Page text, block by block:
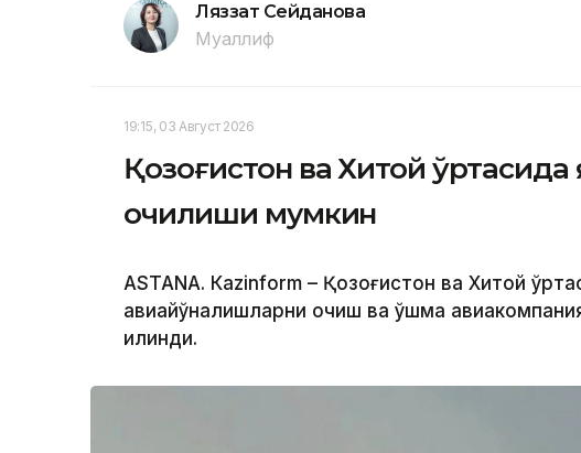
Ляззат Сейданова
Муаллиф
19:15, 03 Август 2026
Қозоғистон ва Хитой
очилиши мумкин
ASTANА. Кazinform – Қозоғистон ва Хитой
авиайўналишларни очиш ва қўшма
қилинди.